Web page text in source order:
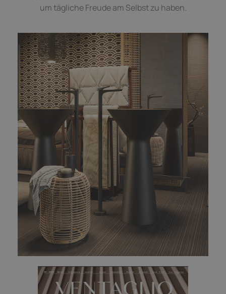
um tägliche Freude am Selbst zu haben.